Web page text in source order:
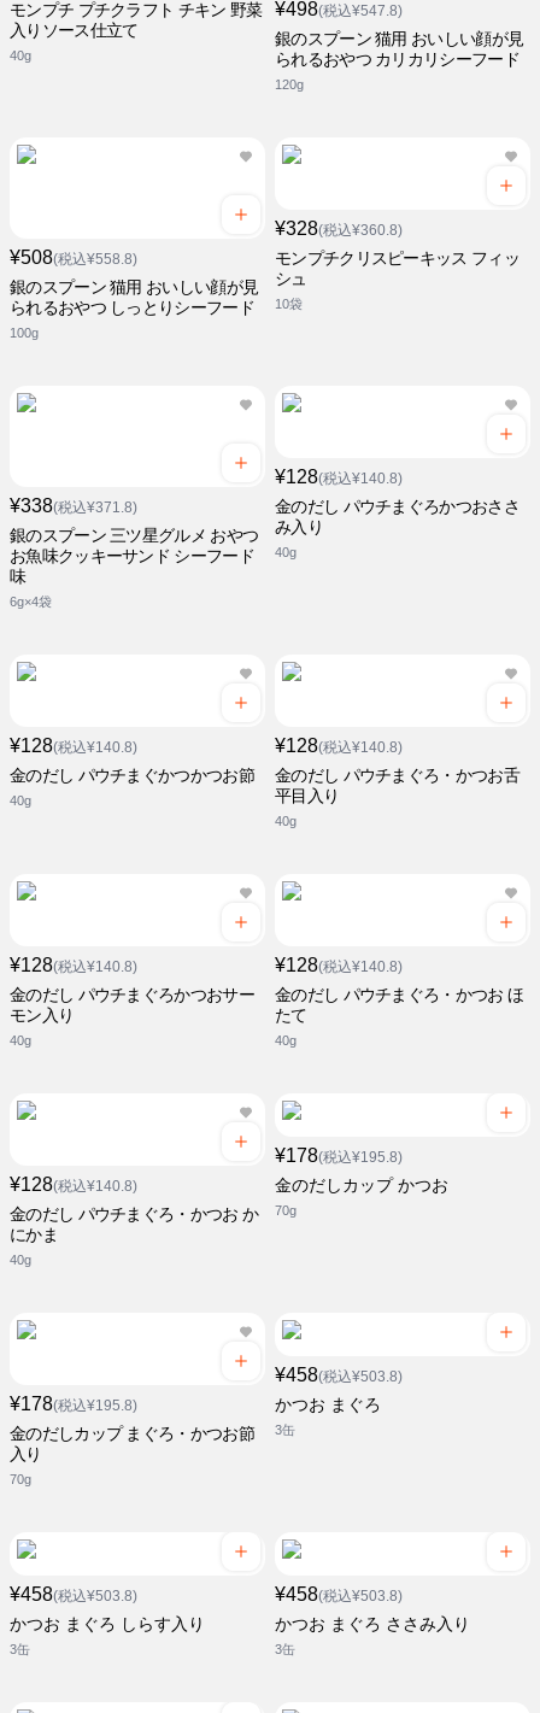
モンプチ プチクラフト チキン 野菜
入りソース仕立て
40g
¥498(税込¥547.8)
銀のスプーン 猫用 おいしい顔が見
られるおやつ カリカリシーフード
120g
¥508(税込¥558.8)
銀のスプーン 猫用 おいしい顔が見
られるおやつ しっとりシーフード
100g
¥328(税込¥360.8)
モンプチクリスピーキッス フィッ
シュ
10袋
¥338(税込¥371.8)
銀のスプーン 三ツ星グルメ おやつ
お魚味クッキーサンド シーフード
味
6g×4袋
¥128(税込¥140.8)
金のだし パウチまぐろかつおささ
み入り
40g
¥128(税込¥140.8)
金のだし パウチまぐかつかつお節
40g
¥128(税込¥140.8)
金のだし パウチまぐろ・かつお舌
平目入り
40g
¥128(税込¥140.8)
金のだし パウチまぐろかつおサー
モン入り
40g
¥128(税込¥140.8)
金のだし パウチまぐろ・かつお ほ
たて
40g
¥128(税込¥140.8)
金のだし パウチまぐろ・かつお か
にかま
40g
¥178(税込¥195.8)
金のだしカップ かつお
70g
¥178(税込¥195.8)
金のだしカップ まぐろ・かつお節
入り
70g
¥458(税込¥503.8)
かつお まぐろ
3缶
¥458(税込¥503.8)
かつお まぐろ しらす入り
3缶
¥458(税込¥503.8)
かつお まぐろ ささみ入り
3缶